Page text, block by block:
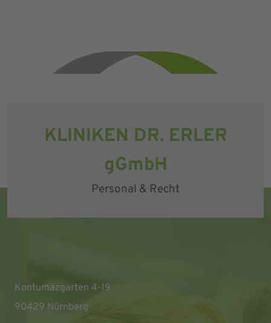
KLINIKEN DR. ERLER
gGmbH
Personal & Recht
Kontumazgarten 4-19
90429 Nürnberg